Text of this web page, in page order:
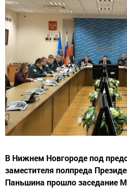
В Нижнем Новгороде под
заместителя полпреда
Паньшина прошло заседание